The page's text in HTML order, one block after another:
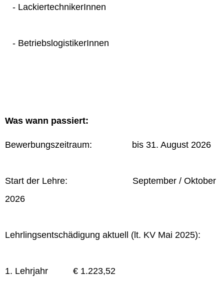
- LackiertechnikerInnen
- BetriebslogistikerInnen
Was wann passiert:
Bewerbungszeitraum: bis 31. August 2026
Start der Lehre: September / Oktober
2026
Lehrlingsentschädigung aktuell (lt. KV Mai 2025):
1. Lehrjahr € 1.223,52